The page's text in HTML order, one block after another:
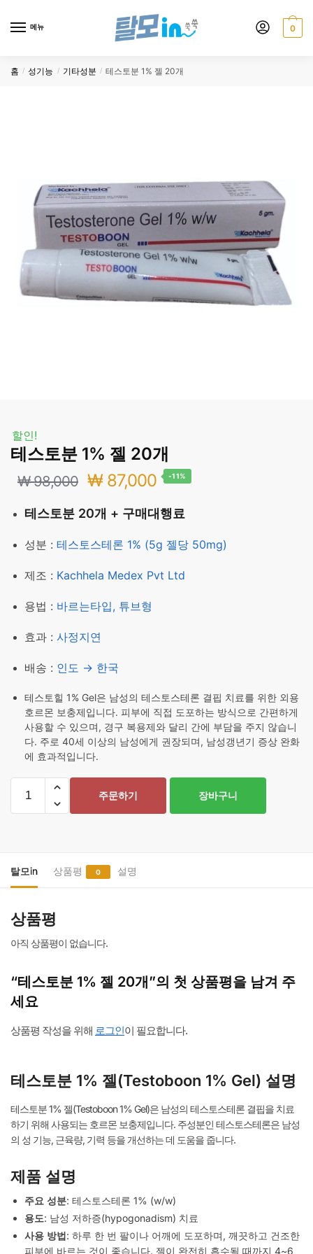
메뉴 0
홈 / 성기능 / 기타성분 / 테스토분 1% 젤 20개
할인!
테스토분 1% 젤 20개
₩98,000 원
래
₩ 98,000.
₩87,000현
재
₩ 87,000.
-11%
테스토분 20개 + 구매대행료
성분 : 테스토스테론 1% (5g 젤당 50mg)
제조 : Kachhela Medex Pvt Ltd
용법 : 바르는타입, 튜브형
효과 : 사정지연
배송 : 인도 → 한국
테스토힐 1% Gel은 남성의 테스토스테론 결핍 치료를 위한 외용
호르몬 보충제입니다. 피부에 직접 도포하는 방식으로 간편하게
사용할 수 있으며, 경구 복용제와 달리 간에 부담을 주지 않습니
다. 주로 40세 이상의 남성에게 권장되며, 남성갱년기 증상 완화
에 효과적입니다.
젤
20
수
량
주문하기 장바구니
탈모in 상품평 0 설명
상품평
아직 상품평이 없습니다.
“테스토분 1% 젤 20개”의 첫 상품평을 남겨 주
세요
상품평 작성을 위해 로그인이 필요합니다.
테스토분 1% 젤(Testoboon 1% Gel) 설명
테스토분 1% 젤(Testoboon 1% Gel)은 남성의 테스토스테론 결핍을 치료
하기 위해 사용되는 호르몬 보충제입니다. 주성분인 테스토스테론은 남성
의 성 기능, 근육량, 기력 등을 개선하는 데 도움을 줍니다.
제품 설명
주요 성분: 테스토스테론 1% (w/w)
용도: 남성 저하증(hypogonadism) 치료
사용 방법: 하루 한 번 팔이나 어깨에 도포하며, 깨끗하고 건조한
피부에 바르는 것이 좋습니다. 젤이 완전히 흡수될 때까지 4~6